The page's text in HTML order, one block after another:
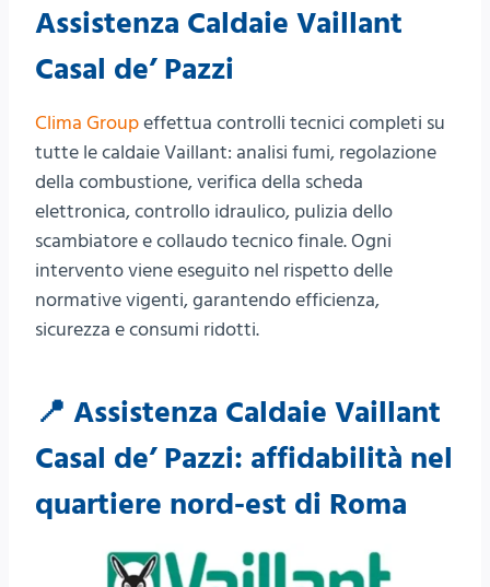
Assistenza Caldaie Vaillant
Casal de’ Pazzi
Clima Groupeffettua controlli tecnici completi su
tutte le caldaie Vaillant: analisi fumi, regolazione
della combustione, verifica della scheda
elettronica, controllo idraulico, pulizia dello
scambiatore e collaudo tecnico finale. Ogni
intervento viene eseguito nel rispetto delle
normative vigenti, garantendo efficienza,
sicurezza e consumi ridotti.
📍 Assistenza Caldaie Vaillant
Casal de’ Pazzi: affidabilità nel
quartiere nord-est di Roma